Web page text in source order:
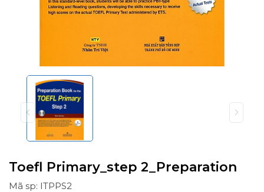
Toefl Primary_step 2_Preparation
Mã sp: ITPPS2